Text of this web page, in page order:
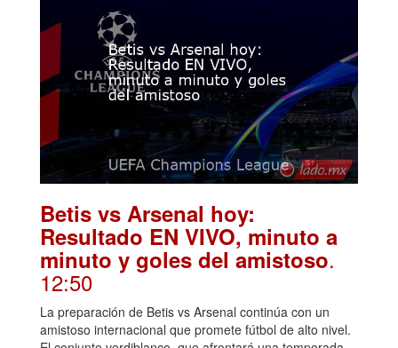
Betis vs Arsenal hoy:
Resultado EN VIVO, minuto a
minuto y goles del amistoso.
12:50
La preparación de Betis vs Arsenal continúa con un
amistoso internacional que promete fútbol de alto nivel.